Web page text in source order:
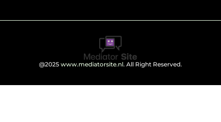
@2025 www.mediatorsite.nl. All Right Reserved.